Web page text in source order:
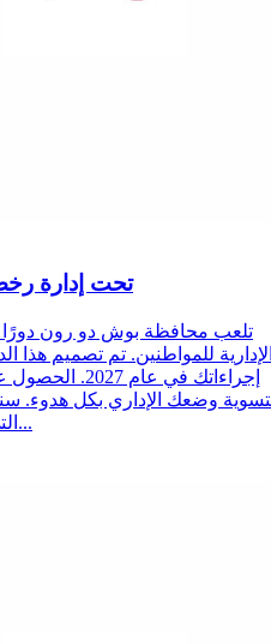
تحت إدارة رخصة
تلعب محافظة بوش دو رون دورًا
للمواطنين. تم تصميم
إجراءاتك في
وضعك الإداري بكل هدوء.
التي تسهل تفاعلاتك مع الخدم...